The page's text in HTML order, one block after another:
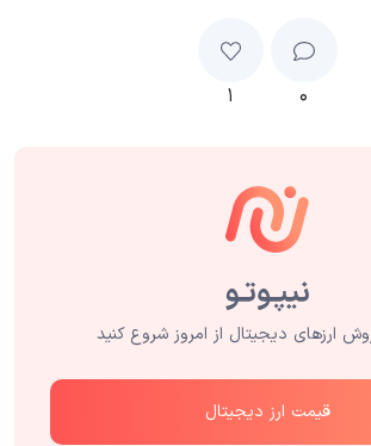
۰ ۱
ارزهای دیجیتال از امروز شروع کنید
قیمت ارز دیجیتال